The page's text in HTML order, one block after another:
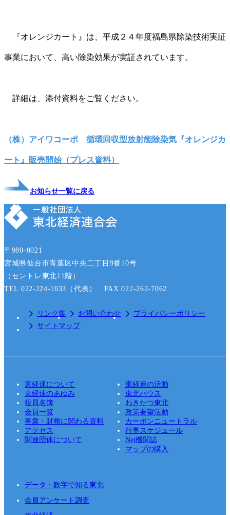
『オレンジカート』は、平成２４年度福島県除染技術実証
事業において、高い除染効果が実証されています。
詳細は、添付資料をご覧ください。
（株）アイワコーポ 循環回収型放射能除染気『オレンジカ
ート』販売開始（プレス資料）
お知らせ一覧に戻る
〒980-0021
宮城県仙台市青葉区中央二丁目9番10号
（セントレ東北11階）
TEL 022-224-1033（代表） FAX 022-262-7062
リンク集 お問い合わせ
プライバシーポリシー
サイトマップ
東経連について
東経連の活動
東経連のあゆみ
東北ハウス
役員名簿
わきたつ東北
会員一覧
政策要望活動
事業・財務に関わる資料
カーボンニュートラル
アクセス
行事スケジュール
関連団体について
Net機関誌
マップの購入
データ・数字で知る東北
会員アンケート調査